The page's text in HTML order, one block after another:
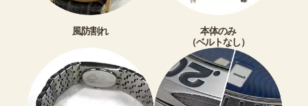
風防割れ
本体のみ
（ベルトなし）